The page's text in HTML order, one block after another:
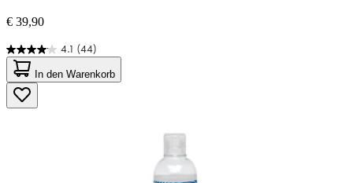
€ 39,90
4.1 (44)
4.1
von
5
Sternen.
44
In den Warenkorb